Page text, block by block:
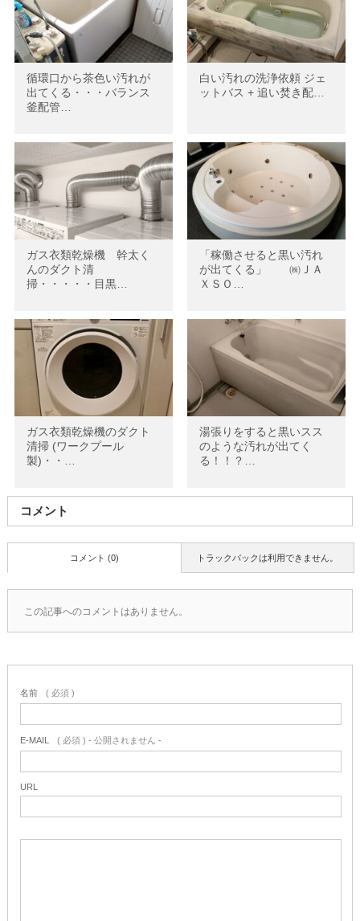
循環口から茶色い汚れが
出てくる・・・バランス
釜配管…
白い汚れの洗浄依頼 ジェ
ットバス + 追い焚き配…
ガス衣類乾燥機 幹太く
んのダクト清
掃・・・・・目黒…
「稼働させると黒い汚れ
が出てくる」 ㈱ＪＡ
ＸＳＯ…
ガス衣類乾燥機のダクト
清掃 (ワークプール
製)・・…
湯張りをすると黒いスス
のような汚れが出てく
る！！？…
コメント
トラックバックは利用できません。
コメント (0)
この記事へのコメントはありません。
名前 ( 必須 )
E-MAIL ( 必須 ) - 公開されません -
URL